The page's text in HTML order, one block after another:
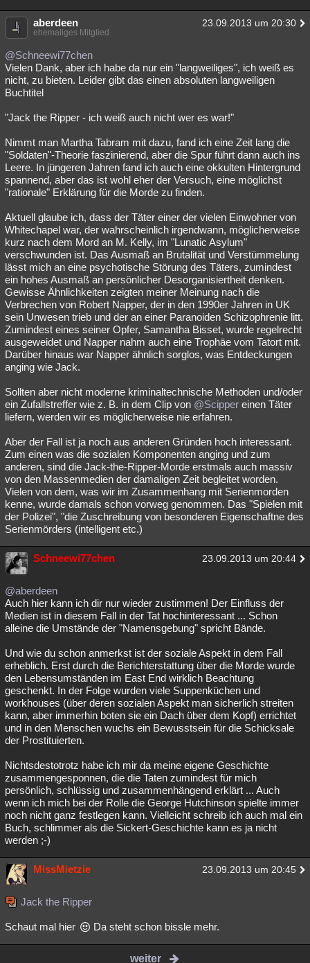
aberdeen 23.09.2013 um 20:30
ehemaliges Mitglied
@Schneewi77chen
Vielen Dank, aber ich habe da nur ein "langweiliges", ich weiß es
nicht, zu bieten. Leider gibt das einen absoluten langweiligen
Buchtitel
"Jack the Ripper - ich weiß auch nicht wer es war!"
Nimmt man Martha Tabram mit dazu, fand ich eine Zeit lang die
"Soldaten"-Theorie faszinierend, aber die Spur führt dann auch ins
Leere. In jüngeren Jahren fand ich auch eine okkulten Hintergrund
spannend, aber das ist wohl eher der Versuch, eine möglichst
"rationale" Erklärung für die Morde zu finden.
Aktuell glaube ich, dass der Täter einer der vielen Einwohner von
Whitechapel war, der wahrscheinlich irgendwann, möglicherweise
kurz nach dem Mord an M. Kelly, im "Lunatic Asylum"
verschwunden ist. Das Ausmaß an Brutalität und Verstümmelung
lässt mich an eine psychotische Störung des Täters, zumindest
ein hohes Ausmaß an persönlicher Desorganisiertheit denken.
Gewisse Ähnlichkeiten zeigten meiner Meinung nach die
Verbrechen von Robert Napper, der in den 1990er Jahren in UK
sein Unwesen trieb und der an einer Paranoiden Schizophrenie litt.
Zumindest eines seiner Opfer, Samantha Bisset, wurde regelrecht
ausgeweidet und Napper nahm auch eine Trophäe vom Tatort mit.
Darüber hinaus war Napper ähnlich sorglos, was Entdeckungen
anging wie Jack.
Sollten aber nicht moderne kriminaltechnische Methoden und/oder
ein Zufallstreffer wie z. B. in dem Clip von @Scipper einen Täter
liefern, werden wir es möglicherweise nie erfahren.
Aber der Fall ist ja noch aus anderen Gründen hoch interessant.
Zum einen was die sozialen Komponenten anging und zum
anderen, sind die Jack-the-Ripper-Morde erstmals auch massiv
von den Massenmedien der damaligen Zeit begleitet worden.
Vielen von dem, was wir im Zusammenhang mit Serienmorden
kenne, wurde damals schon vorweg genommen. Das "Spielen mit
der Polizei", "die Zuschreibung von besonderen Eigenschaftne des
Serienmörders (intelligent etc.)
Schneewi77chen 23.09.2013 um 20:44
@aberdeen
Auch hier kann ich dir nur wieder zustimmen! Der Einfluss der
Medien ist in diesem Fall in der Tat hochinteressant ... Schon
alleine die Umstände der "Namensgebung" spricht Bände.
Und wie du schon anmerkst ist der soziale Aspekt in dem Fall
erheblich. Erst durch die Berichterstattung über die Morde wurde
den Lebensumständen im East End wirklich Beachtung
geschenkt. In der Folge wurden viele Suppenküchen und
workhouses (über deren sozialen Aspekt man sicherlich streiten
kann, aber immerhin boten sie ein Dach über dem Kopf) errichtet
und in den Menschen wuchs ein Bewusstsein für die Schicksale
der Prostituierten.
Nichtsdestotrotz habe ich mir da meine eigene Geschichte
zusammengesponnen, die die Taten zumindest für mich
persönlich, schlüssig und zusammenhängend erklärt ... Auch
wenn ich mich bei der Rolle die George Hutchinson spielte immer
noch nicht ganz festlegen kann. Vielleicht schreib ich auch mal ein
Buch, schlimmer als die Sickert-Geschichte kann es ja nicht
werden ;-)
MissMietzie 23.09.2013 um 20:45
Jack the Ripper
Schaut mal hier Da steht schon bissle mehr.
weiter